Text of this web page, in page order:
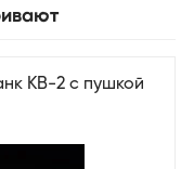
КВ-2 с пушкой